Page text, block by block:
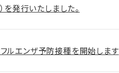
を発行いたしました。
ルエンザ予防接種を開始します